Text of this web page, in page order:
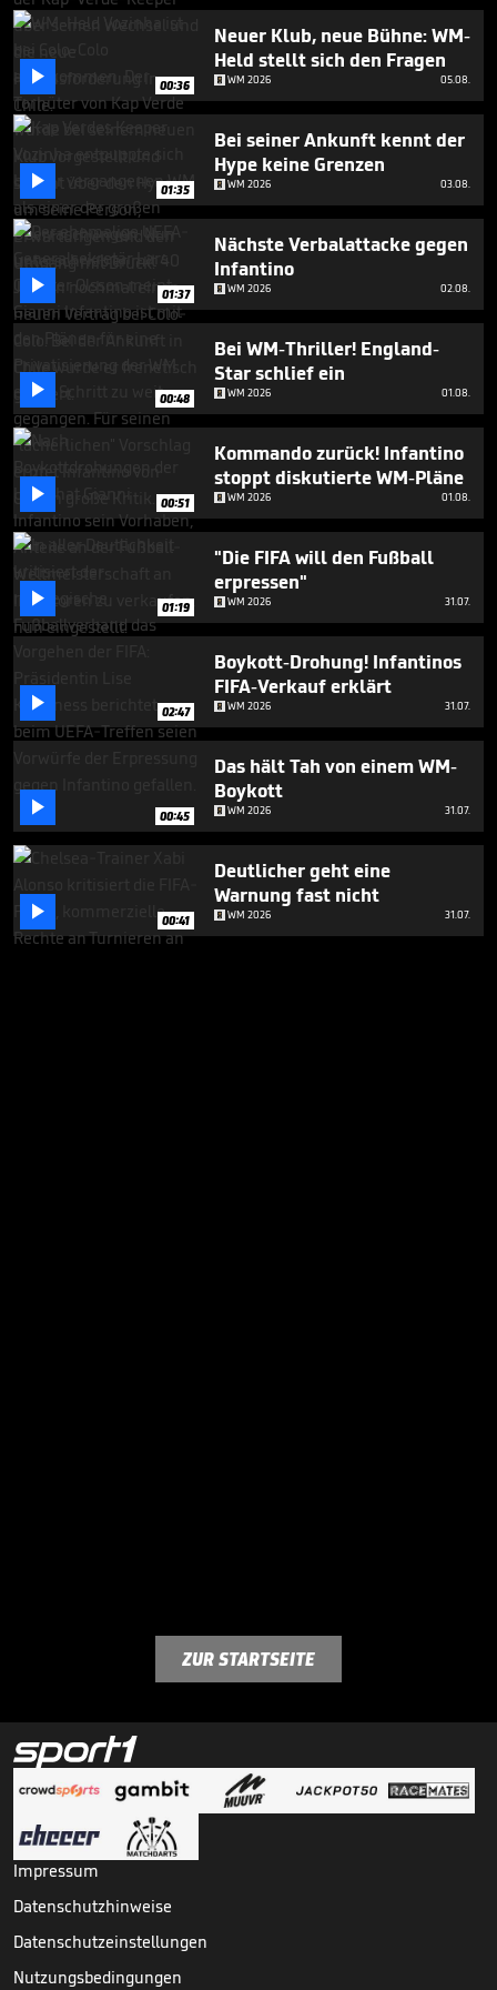
1
minute,
seconds
 00:36
Neuer Klub, neue Bühne: WM-
Held stellt sich den Fragen
WM 2026 05.08.
 01:35
Bei seiner Ankunft kennt der
Hype keine Grenzen
WM 2026 03.08.
 01:37
Nächste Verbalattacke gegen
Infantino
WM 2026 02.08.
 00:48
Bei WM-Thriller! England-
Star schlief ein
WM 2026 01.08.
 00:51
Kommando zurück! Infantino
stoppt diskutierte WM-Pläne
WM 2026 01.08.
 01:19
"Die FIFA will den Fußball
erpressen"
WM 2026 31.07.
 02:47
Boykott-Drohung! Infantinos
FIFA-Verkauf erklärt
WM 2026 31.07.
 00:45
Das hält Tah von einem WM-
Boykott
WM 2026 31.07.
 00:41
Deutlicher geht eine
Warnung fast nicht
WM 2026 31.07.
ZUR STARTSEITE
Impressum
Datenschutzhinweise
Datenschutzeinstellungen
Nutzungsbedingungen